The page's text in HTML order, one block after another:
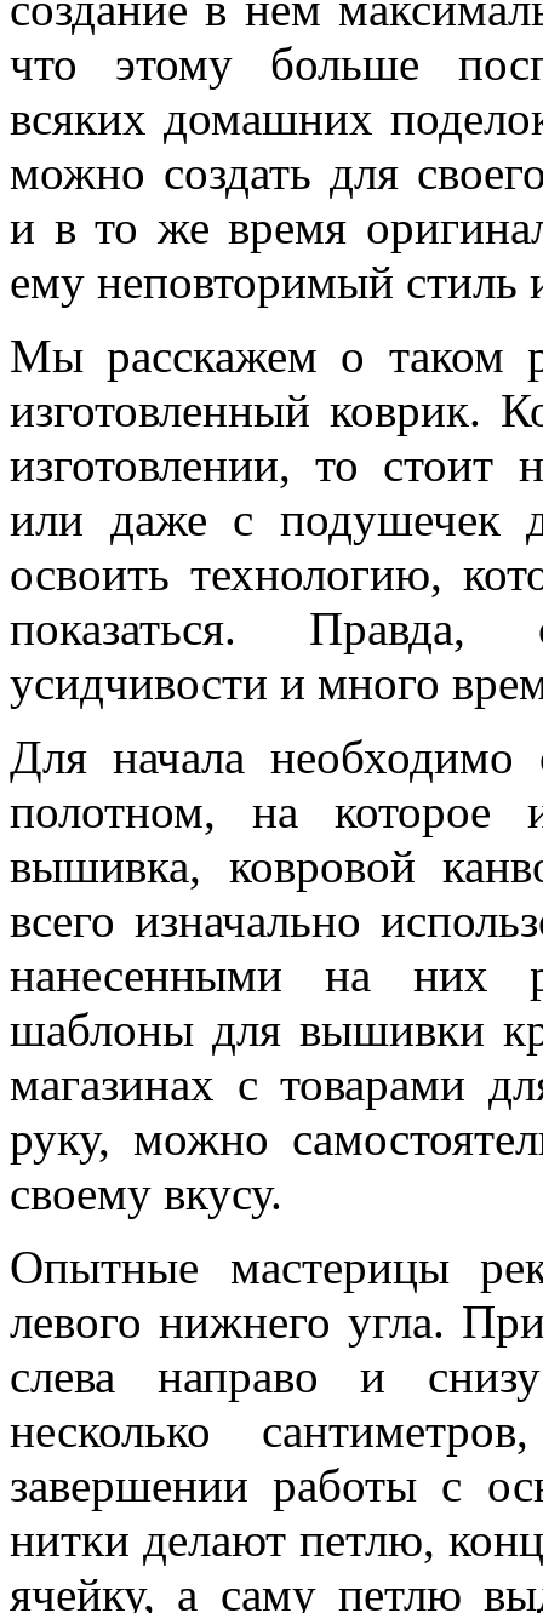
что этому больше
всяких домашних
можно создать для
и в то же время
ему неповторимый стиль
Мы расскажем о таком
изготовленный коврик.
изготовлении, то стоит
или даже с подушечек
освоить технологию,
показаться. Правда,
усидчивости и много
Для начала необходимо
полотном, на которое
вышивка, ковровой
всего изначально
нанесенными на них
шаблоны для вышивки
магазинах с товарами
руку, можно
своему вкусу.
Опытные мастерицы
левого нижнего угла.
слева направо и
несколько
завершении работы с
нитки делают петлю,
ячейку, а саму петлю